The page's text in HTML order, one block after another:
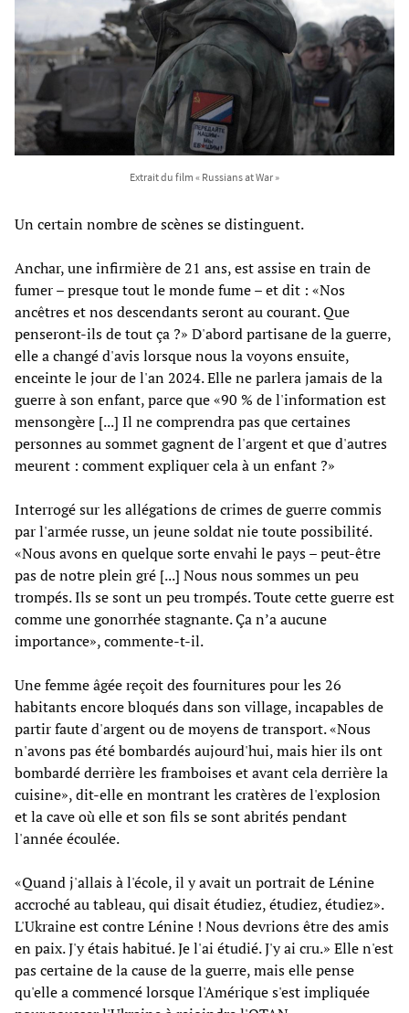
Extrait du film « Russians at War »
Un certain nombre de scènes se distinguent.
Anchar, une infirmière de 21 ans, est assise en train de
fumer – presque tout le monde fume – et dit : «Nos
ancêtres et nos descendants seront au courant. Que
penseront-ils de tout ça ?» D'abord partisane de la guerre,
elle a changé d'avis lorsque nous la voyons ensuite,
enceinte le jour de l'an 2024. Elle ne parlera jamais de la
guerre à son enfant, parce que «90 % de l'information est
mensongère [...] Il ne comprendra pas que certaines
personnes au sommet gagnent de l'argent et que d'autres
meurent : comment expliquer cela à un enfant ?»
Interrogé sur les allégations de crimes de guerre commis
par l'armée russe, un jeune soldat nie toute possibilité.
«Nous avons en quelque sorte envahi le pays – peut-être
pas de notre plein gré [...] Nous nous sommes un peu
trompés. Ils se sont un peu trompés. Toute cette guerre est
comme une gonorrhée stagnante. Ça n’a aucune
importance», commente-t-il.
Une femme âgée reçoit des fournitures pour les 26
habitants encore bloqués dans son village, incapables de
partir faute d'argent ou de moyens de transport. «Nous
n'avons pas été bombardés aujourd'hui, mais hier ils ont
bombardé derrière les framboises et avant cela derrière la
cuisine», dit-elle en montrant les cratères de l'explosion
et la cave où elle et son fils se sont abrités pendant
l'année écoulée.
«Quand j'allais à l'école, il y avait un portrait de Lénine
accroché au tableau, qui disait étudiez, étudiez, étudiez».
L'Ukraine est contre Lénine ! Nous devrions être des amis
en paix. J'y étais habitué. Je l'ai étudié. J'y ai cru.» Elle n'est
pas certaine de la cause de la guerre, mais elle pense
qu'elle a commencé lorsque l'Amérique s'est impliquée